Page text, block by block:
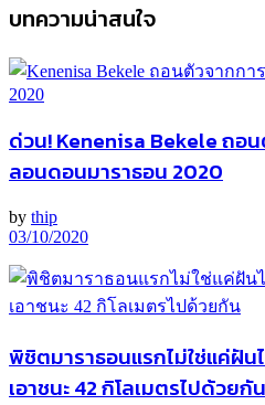
บทความน่าสนใจ
ด่วน! Kenenisa Bekele ถอ
ลอนดอนมาราธอน 2020
by thip
03/10/2020
พิชิตมาราธอนแรกไม่ใช่แค่ฝัน
เอาชนะ 42 กิโลเมตรไปด้วยกัน